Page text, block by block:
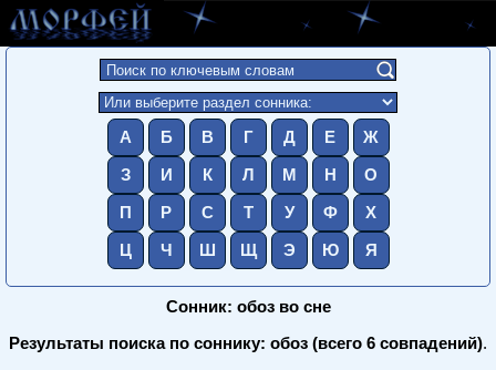
А Б В Г Д Е Ж
З И К Л М Н О
П Р С Т У Ф Х
Ц Ч Ш Щ Э Ю Я
Сонник: обоз во сне
Результаты поиска по соннику: обоз (всего 6 совпадений).